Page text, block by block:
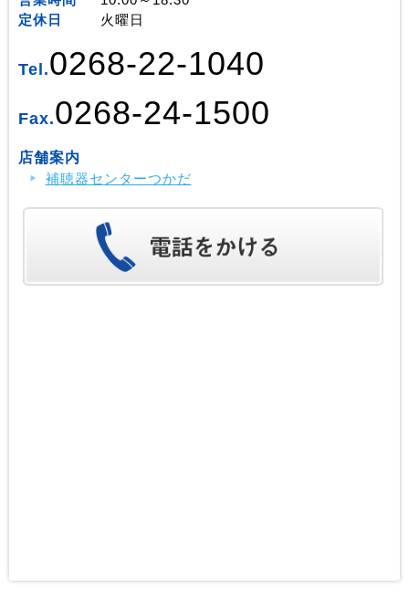
定休日
火曜日
Tel.0268-22-1040
Fax.0268-24-1500
店舗案内
補聴器センターつかだ